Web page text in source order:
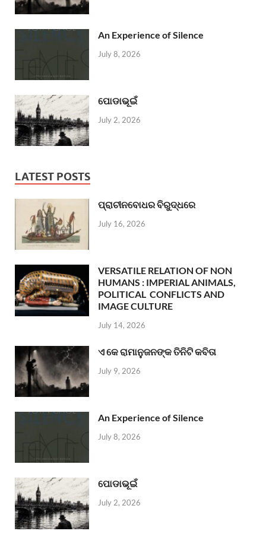
An Experience of Silence
July 8, 2026
ପୋଡାଭୂଇଁ
July 2, 2026
LATEST POSTS
ପ୍ରାଚୀନବୋଧର ବିରୁଦ୍ଧରେ
July 16, 2026
VERSATILE RELATION OF NON
HUMANS : IMPERIAL ANIMALS,
POLITICAL CONFLICTS AND
IMAGE CULTURE
July 14, 2026
ଏ କେ ରାମାନୁଜନଙ୍କ ତିନିଟି କବିତା
July 9, 2026
An Experience of Silence
July 8, 2026
ପୋଡାଭୂଇଁ
July 2, 2026